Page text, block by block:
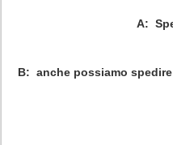
A:
B: anche possiamo spedire